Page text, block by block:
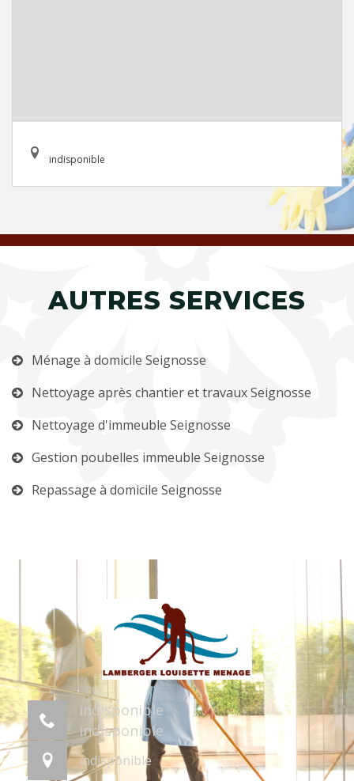
indisponible
AUTRES SERVICES
Ménage à domicile Seignosse
Nettoyage après chantier et travaux Seignosse
Nettoyage d'immeuble Seignosse
Gestion poubelles immeuble Seignosse
Repassage à domicile Seignosse
indisponible
indisponible
indisponible